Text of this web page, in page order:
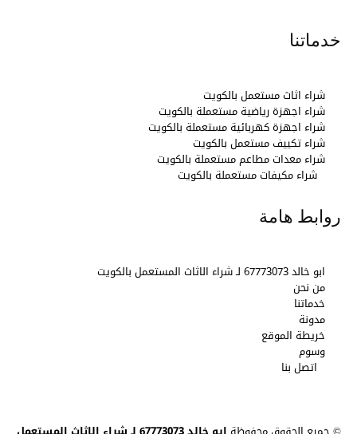
خدماتنا
شراء اثاث مستعمل بالكويت
شراء اجهزة رياضية مستعملة بالكويت
شراء اجهزة كهربائية مستعملة بالكويت
شراء تكييف مستعمل بالكويت
شراء معدات مطاعم مستعملة بالكويت
شراء مكيفات مستعملة بالكويت
روابط هامة
ابو خالد 67773073 لـ شراء الاثاث المستعمل بالكويت
من نحن
خدماتنا
مدونة
خريطة الموقع
وسوم
اتصل بنا